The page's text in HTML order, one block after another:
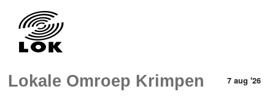
Lokale Omroep Krimpen 7 aug '26